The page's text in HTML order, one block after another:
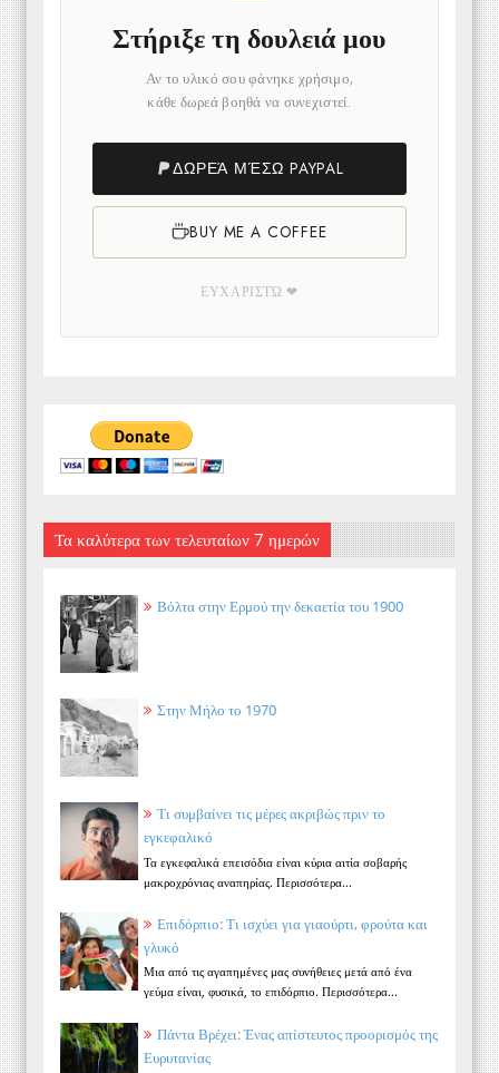
Στήριξε τη δουλειά μου
Αν το υλικό σου φάνηκε χρήσιμο,
κάθε δωρεά βοηθά να συνεχιστεί.
ΔΩΡΕΆ ΜΈΣΩ PAYPAL
BUY ME A COFFEE
ΕΥΧΑΡΙΣΤΏ ❤
Τα καλύτερα των τελευταίων 7 ημερών
Βόλτα στην Ερμού την δεκαετία του 1900
Στην Μήλο το 1970
Τι συμβαίνει τις μέρες ακριβώς πριν το
εγκεφαλικό
Τα εγκεφαλικά επεισόδια είναι κύρια αιτία σοβαρής
μακροχρόνιας αναπηρίας. Περισσότερα...
Επιδόρπιο: Τι ισχύει για γιαούρτι, φρούτα και
γλυκό
Μια από τις αγαπημένες μας συνήθειες μετά από ένα
γεύμα είναι, φυσικά, το επιδόρπιο. Περισσότερα...
Πάντα Βρέχει: Ένας απίστευτος προορισμός της
Ευρυτανίας